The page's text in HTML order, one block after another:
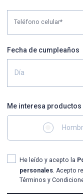
Teléfono celular*
Fecha de cumpleaños
Día
Me interesa productos
He leído y acepto la
personales. Acepto
Términos y